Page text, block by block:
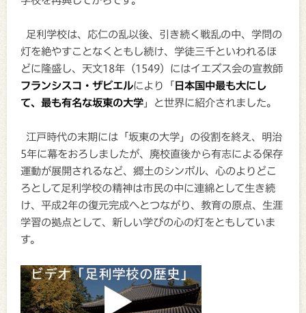
足利学校は、応仁の乱以後、引き続く戦乱の中、学問の
灯を絶やすことなくともし続け、学徒三千といわれるほ
どに隆盛し、天文18年（1549）にはイエズス会の宣教師
フランシスコ・ザビエルにより「 日本国中最も大にし
て、最も有名な坂東の大学」と世界に紹介されました。
江戸時代の末期には「坂東の大学」の役割を終え、明治
5年に幕をおろしましたが、廃校直後から有志による保存
運動が展開されるなど、郷土のシンボル、心のよりどこ
ろとして足利学校の精神は市民の中に連綿として生き続
け、平成2年の復元完成へとつながり、教育の原点、生涯
学習の拠点として、新しい学びの心の灯をともしていま
す。